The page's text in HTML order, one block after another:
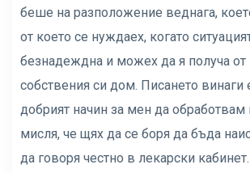
беше на разположение веднага,
от което се нуждаех, когато
безнадеждна и можех да я получа
собствения си дом. Писането винаги
добрият начин за мен да обработвам
мисля, че щях да се боря да бъда
да говоря честно в лекарски